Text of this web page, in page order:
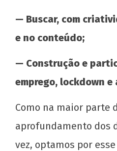
— Buscar, com
e no conteúdo;
— Construção e
emprego, lockdown
Como na maior parte
aprofundamento dos
vez, optamos por